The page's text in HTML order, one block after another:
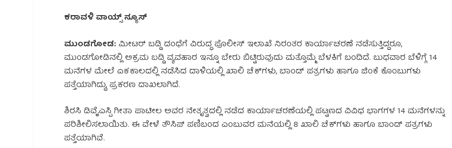
ಕರಾವಳಿ ವಾಯ್ಸ್ ನ್ಯೂಸ್
ಮುಂಡಗೋಡ:ಮೀಟರ್ ಬಡ್ಡಿ ದಂಧೆಗೆ ವಿರುದ್ಧ ಪೊಲೀಸ್ ಇಲಾಖೆ ನಿರಂತರ ಕಾರ್ಯಾಚರಣೆ ನಡೆಸುತ್ತಿದ್ದರೂ,
ಮುಂಡಗೋಡಿನಲ್ಲಿ ಅಕ್ರಮ ಬಡ್ಡಿ ವ್ಯವಹಾರ ಇನ್ನೂ ಬೇರು ಬಿಟ್ಟಿರುವುದು ಮತ್ತೊಮ್ಮೆ ಬೆಳಕಿಗೆ ಬಂದಿದೆ. ಬುಧವಾರ ಬೆಳಿಗ್ಗೆ 14
ಮನೆಗಳ ಮೇಲೆ ಏಕಕಾಲದಲ್ಲಿ ನಡೆಸಿದ ದಾಳಿಯಲ್ಲಿ ಖಾಲಿ ಚೆಕ್‌ಗಳು, ಬಾಂಡ್ ಪತ್ರಗಳು ಹಾಗೂ ಜಿಂಕೆ ಕೊಂಬುಗಳು
ಪತ್ತೆಯಾಗಿದ್ದು, ಪ್ರಕರಣ ದಾಖಲಾಗಿದೆ.
ಶಿರಸಿ ಡಿವೈಎಸ್ಪಿ ಗೀತಾ ಪಾಟೀಲ ಅವರ ನೇತೃತ್ವದಲ್ಲಿ ನಡೆದ ಕಾರ್ಯಾಚರಣೆಯಲ್ಲಿ ಪಟ್ಟಣದ ವಿವಿಧ ಭಾಗಗಳ 14 ಮನೆಗಳನ್ನು
ಪರಿಶೀಲಿಸಲಾಯಿತು. ಈ ವೇಳೆ ತೌಸಿಪ್ ಪಣಿಬಂದ ಎಂಬುವರ ಮನೆಯಲ್ಲಿ 8 ಖಾಲಿ ಚೆಕ್‌ಗಳು ಹಾಗೂ ಬಾಂಡ್ ಪತ್ರಗಳು
ಪತ್ತೆಯಾಗಿವೆ.